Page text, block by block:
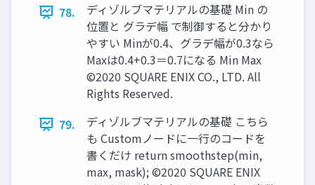
78.
ディゾルブマテリアルの基礎 Min の
位置と グラデ幅 で制御すると分かり
やすい Minが0.4、グラデ幅が0.3なら
Maxは0.4+0.3＝0.7になる Min Max
©2020 SQUARE ENIX CO., LTD. All
Rights Reserved.
79.
ディゾルブマテリアルの基礎 こちら
も Customノードに一行のコードを
書くだけ return smoothstep(min,
max, mask); ©2020 SQUARE ENIX